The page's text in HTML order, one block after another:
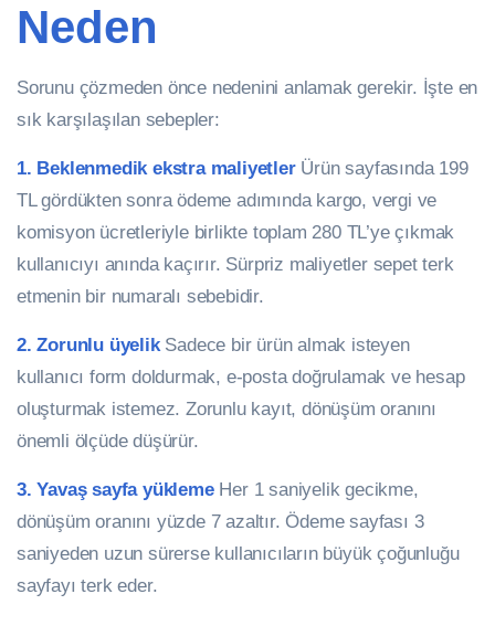
Neden
Sorunu çözmeden önce nedenini anlamak gerekir. İşte en
sık karşılaşılan sebepler:
1. Beklenmedik ekstra maliyetlerÜrün sayfasında 199
TL gördükten sonra ödeme adımında kargo, vergi ve
komisyon ücretleriyle birlikte toplam 280 TL’ye çıkmak
kullanıcıyı anında kaçırır. Sürpriz maliyetler sepet terk
etmenin bir numaralı sebebidir.
2. Zorunlu üyelikSadece bir ürün almak isteyen
kullanıcı form doldurmak, e-posta doğrulamak ve hesap
oluşturmak istemez. Zorunlu kayıt, dönüşüm oranını
önemli ölçüde düşürür.
3. Yavaş sayfa yüklemeHer 1 saniyelik gecikme,
dönüşüm oranını yüzde 7 azaltır. Ödeme sayfası 3
saniyeden uzun sürerse kullanıcıların büyük çoğunluğu
sayfayı terk eder.